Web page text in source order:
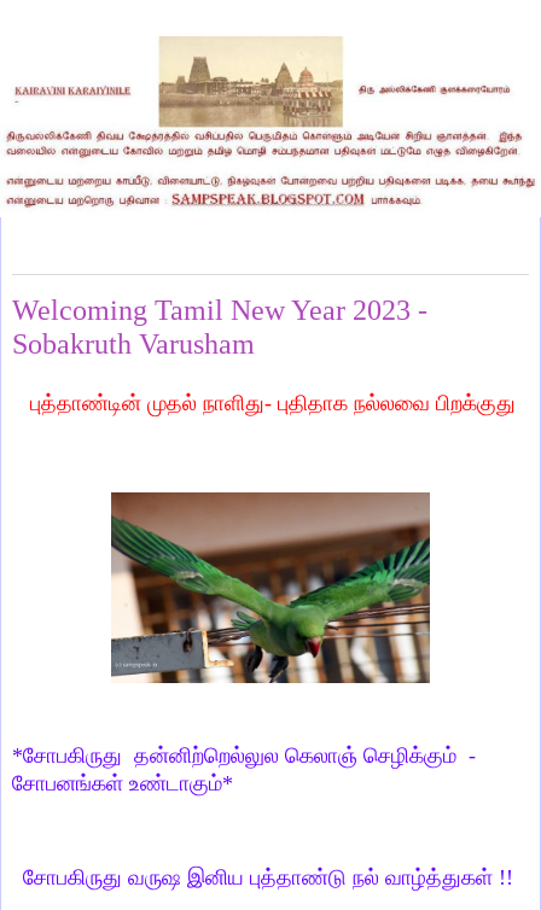
Welcoming Tamil New Year 2023 -
Sobakruth Varusham
புத்தாண்டின் முதல் நாளிது- புதிதாக நல்லவை பிறக்குது
*சோபகிருது தன்னிற்றெல்லுல கெலாஞ் செழிக்கும் -
சோபனங்கள் உண்டாகும்*
சோபகிருது வருஷ இனிய புத்தாண்டு நல் வாழ்த்துகள் !!